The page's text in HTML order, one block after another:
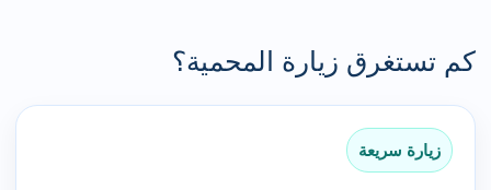
كم تستغرق زيارة المحمية؟
زيارة سريعة